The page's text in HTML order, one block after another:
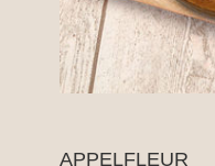
APPELFLEUR